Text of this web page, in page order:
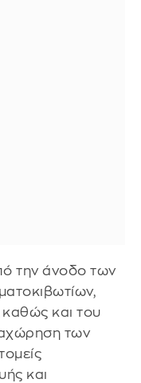
την άνοδο των
καθώς και του
των
και